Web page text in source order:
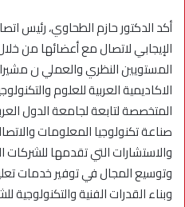
أكد الدكتور حازم الطحاوي، رئيس
الإيجابي لاتصال مع أعضائها من
المستويين النظري والعملي ن
الاكاديمية العربية للعلوم
المتخصصة لتابعة لجامعة الدول
صناعة تكنولوجيا المعلومات
والاستشارات التي تقدمها
وتوسيع المجال في توفير خدمات
وبناء القدرات الفنية